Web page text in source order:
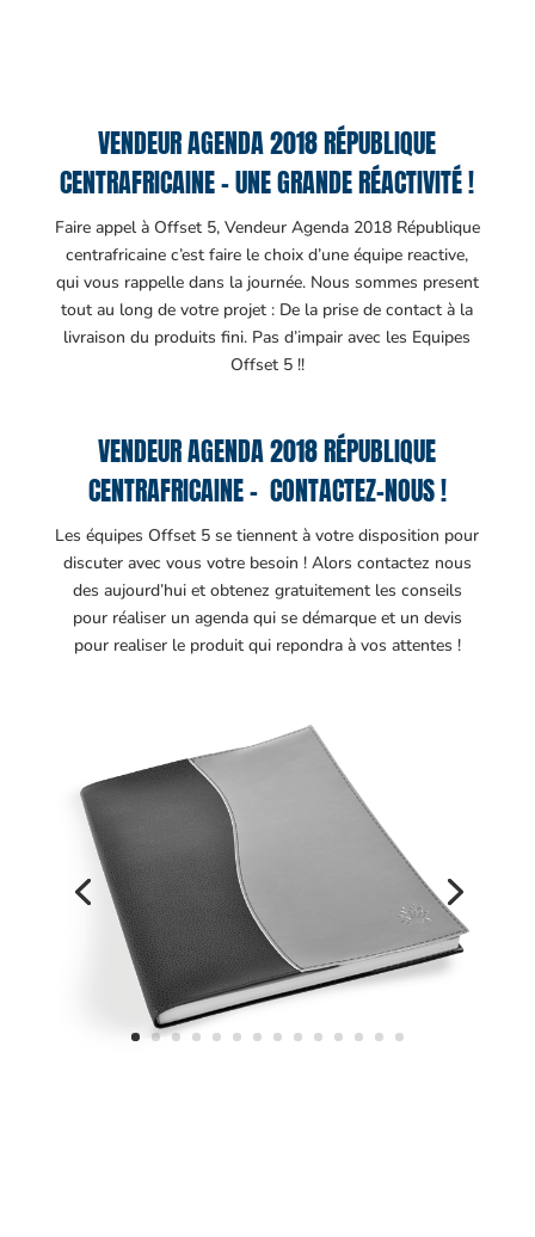
VENDEUR AGENDA 2018 RÉPUBLIQUE
CENTRAFRICAINE – UNE GRANDE RÉACTIVITÉ !
Faire appel à Offset 5, Vendeur Agenda 2018 République
centrafricaine c’est faire le choix d’une équipe reactive,
qui vous rappelle dans la journée. Nous sommes present
tout au long de votre projet : De la prise de contact à la
livraison du produits fini. Pas d’impair avec les Equipes
Offset 5 !!
VENDEUR AGENDA 2018 RÉPUBLIQUE
CENTRAFRICAINE – CONTACTEZ-NOUS !
Les équipes Offset 5 se tiennent à votre disposition pour
discuter avec vous votre besoin ! Alors contactez nous
des aujourd’hui et obtenez gratuitement les conseils
pour réaliser un agenda qui se démarque et un devis
pour realiser le produit qui repondra à vos attentes !